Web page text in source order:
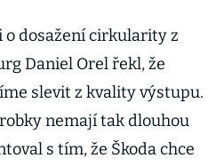
dosažení cirkularity z
Daniel Orel řekl, že
slevit z kvality výstupu.
nemají tak dlouhou
s tím, že Škoda chce